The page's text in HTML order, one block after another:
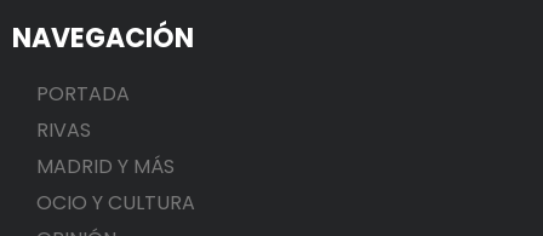
NAVEGACIÓN
PORTADA
RIVAS
MADRID Y MÁS
OCIO Y CULTURA